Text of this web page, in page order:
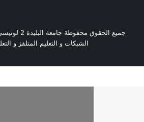
جميع الحقوق
الشبكات و التعليم المتلفز و